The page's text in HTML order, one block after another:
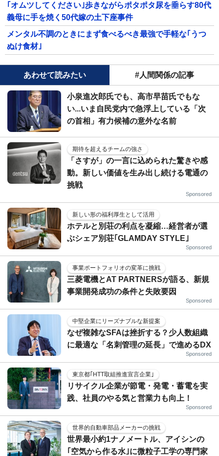
｢オムツしてください｣歩きながらポタポタ尿を垂らす80代
義母に手を焼く50代嫁の土下座事件
メンタル不調のときにまず食べるべき最強で手軽な｢うつ
ぬけ食材｣
あわせて読みたい #人間関係の記事
小泉進次郎氏でも、高市早苗氏でもな
い...いま自民党内で急浮上している「次
の首相」有力候補の意外な名前
期待を超えるチームの強さ
「さすが」の一言に込められた驚きや感
動。新しい価値を生み出し続ける電通の
挑戦
Sponsored
新しい形の福利厚生として活用
ホテルと別荘の利点を凝縮…経営者が選
ぶシェア別荘｢GLAMDAY STYLE｣
Sponsored
事業ポートフォリオの変革に挑戦
三菱電機とAT PARTNERSが語る、新規
事業開発成功の条件と失敗要因
Sponsored
中堅企業にリーズナブルな新提案
なぜ複雑なSFAは挫折する？少人数組織
に最適な「名刺管理の延長」で進めるDX
Sponsored
東京都｢HTT取組推進宣言企業｣
リサイクル企業が節電・発電・蓄電を実
践、社員のやる気と営業力も向上！
Sponsored
世界的自動車部品メーカーの挑戦
世界最小約1ナノメートル、アイシンの
｢空気から作る水｣に微粒子工学の専門家